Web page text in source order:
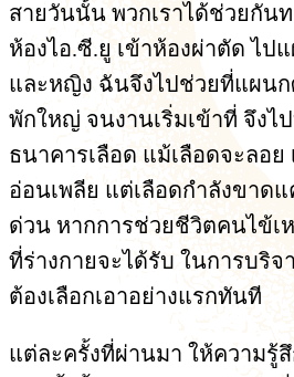
สายวันนั้น พวกเราได้ช่วยกัน
ห้องไอ.ซี.ยู เข้าห้องผ่าตัด ไป
และหญิง ฉันจึงไปช่วยที่แผน
พักใหญ่ จนงานเริ่มเข้าที่ จึงไ
ธนาคารเลือด แม้เลือดจะลอย
อ่อนเพลีย แต่เลือดกำลังขาด
ด่วน หากการช่วยชีวิตคนไข้เ
ที่ร่างกายจะได้รับ ในการบริ
ต้องเลือกเอาอย่างแรกทันที
แต่ละครั้งที่ผ่านมา ให้ความรู้